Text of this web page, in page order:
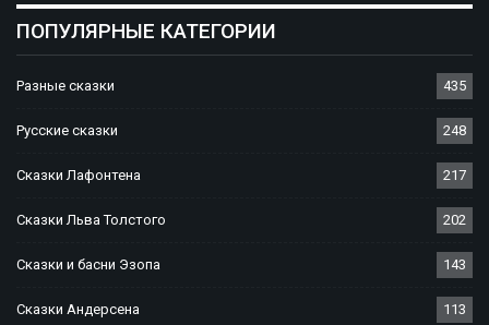
ПОПУЛЯРНЫЕ КАТЕГОРИИ
Разные сказки 435
Русские сказки 248
Сказки Лафонтена 217
Сказки Льва Толстого 202
Сказки и басни Эзопа 143
Сказки Андерсена 113